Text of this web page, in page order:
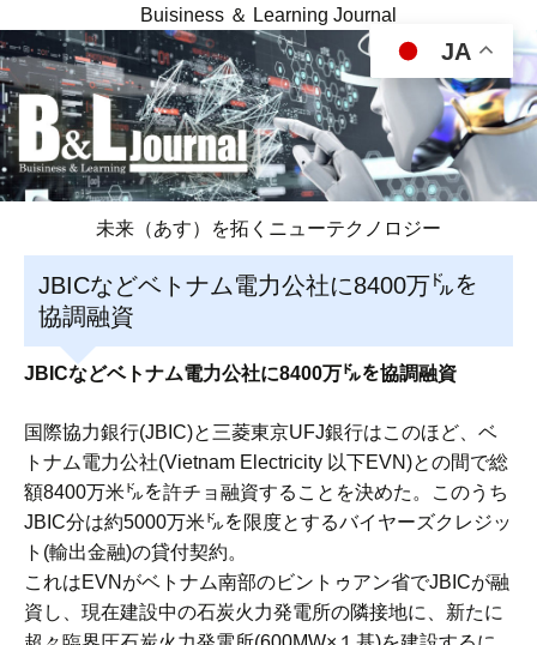
Buisiness ＆ Learning Journal
未来（あす）を拓くニューテクノロジー
JBICなどベトナム電力公社に8400万㌦を
協調融資
JBICなどベトナム電力公社に8400万㌦を協調融資
国際協力銀行(JBIC)と三菱東京UFJ銀行はこのほど、ベ
トナム電力公社(Vietnam Electricity 以下EVN)との間で総
額8400万米㌦を許チョ融資することを決めた。このうち
JBIC分は約5000万米㌦を限度とするバイヤーズクレジッ
ト(輸出金融)の貸付契約。
これはEVNがベトナム南部のビントゥアン省でJBICが融
資し、現在建設中の石炭火力発電所の隣接地に、新たに
JA